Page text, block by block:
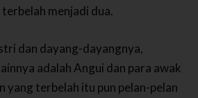
menjadi dua.
dan dayang-dayangnya,
adalah Angui dan para awak
yang terbelah itu pun pelan-pelan